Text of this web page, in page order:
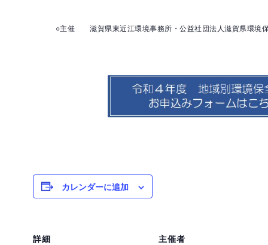
○主催 滋賀県東近江環境事務所・公益社団法人滋賀県環境
カレンダーに追加
詳細
主催者